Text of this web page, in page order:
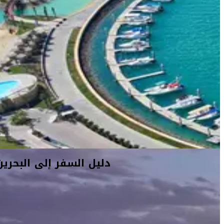
دليل السفر إلى